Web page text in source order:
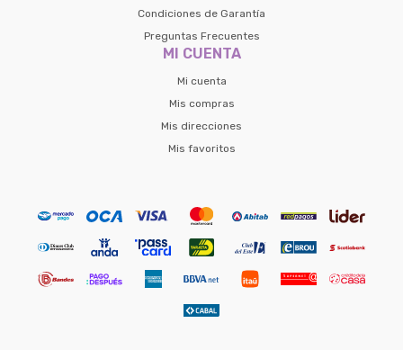
Condiciones de Garantía
Preguntas Frecuentes
MI CUENTA
Mi cuenta
Mis compras
Mis direcciones
Mis favoritos